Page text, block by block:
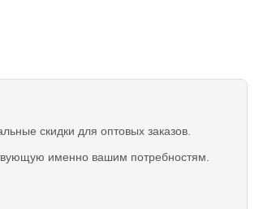
скидки для оптовых заказов.
именно вашим потребностям.